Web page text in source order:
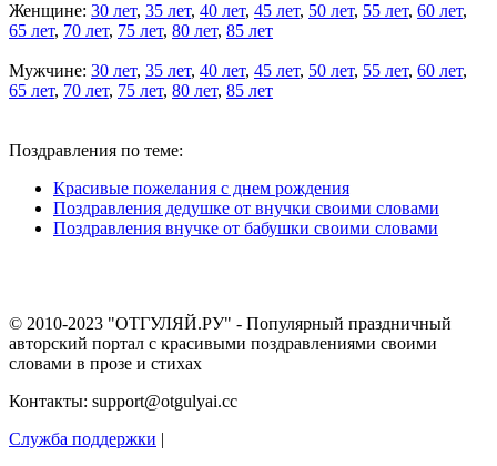
Женщине: 30 лет, 35 лет, 40 лет, 45 лет, 50 лет, 55 лет, 60 лет,
65 лет, 70 лет, 75 лет, 80 лет, 85 лет
Мужчине: 30 лет, 35 лет, 40 лет, 45 лет, 50 лет, 55 лет, 60 лет,
65 лет, 70 лет, 75 лет, 80 лет, 85 лет
Поздравления по теме:
Красивые пожелания с днем рождения
Поздравления дедушке от внучки своими словами
Поздравления внучке от бабушки своими словами
© 2010-2023 "ОТГУЛЯЙ.РУ" - Популярный праздничный
авторский портал с красивыми поздравлениями своими
словами в прозе и стихах
Контакты: support@otgulyai.cc
Служба поддержки |